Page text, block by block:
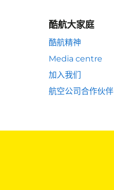
酷航大家庭
酷航精神
Media centre
加入我们
航空公司合作伙伴